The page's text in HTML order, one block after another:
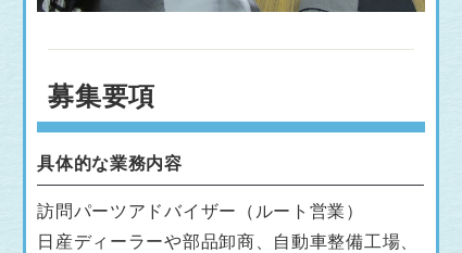
募集要項
具体的な業務内容
訪問パーツアドバイザー（ルート営業）
日産ディーラーや部品卸商、自動車整備工場、